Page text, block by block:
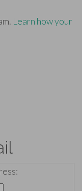
Learn how your